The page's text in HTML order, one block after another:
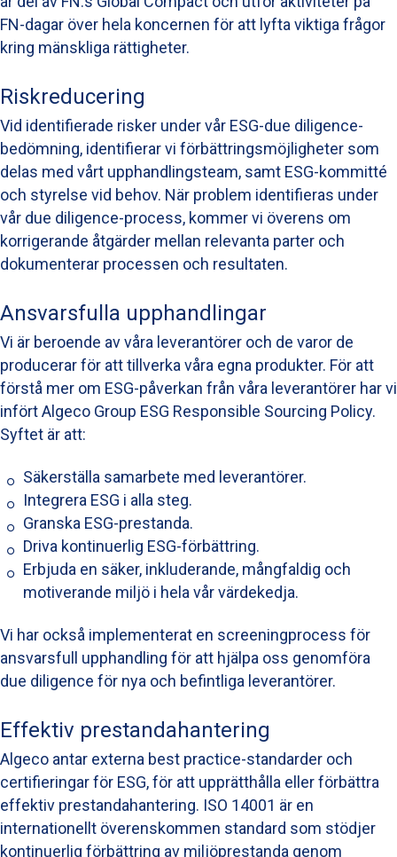
FN-dagar över hela koncernen för att lyfta viktiga frågor
kring mänskliga rättigheter.
Riskreducering
Vid identifierade risker under vår ESG-due diligence-
bedömning, identifierar vi förbättringsmöjligheter som
delas med vårt upphandlingsteam, samt ESG-kommitté
och styrelse vid behov. När problem identifieras under
vår due diligence-process, kommer vi överens om
korrigerande åtgärder mellan relevanta parter och
dokumenterar processen och resultaten.
Ansvarsfulla upphandlingar
Vi är beroende av våra leverantörer och de varor de
producerar för att tillverka våra egna produkter. För att
förstå mer om ESG-påverkan från våra leverantörer har vi
infört Algeco Group ESG Responsible Sourcing Policy.
Syftet är att:
Säkerställa samarbete med leverantörer.
Integrera ESG i alla steg.
Granska ESG-prestanda.
Driva kontinuerlig ESG-förbättring.
Erbjuda en säker, inkluderande, mångfaldig och
motiverande miljö i hela vår värdekedja.
Vi har också implementerat en screeningprocess för
ansvarsfull upphandling för att hjälpa oss genomföra
due diligence för nya och befintliga leverantörer.
Effektiv prestandahantering
Algeco antar externa best practice-standarder och
certifieringar för ESG, för att upprätthålla eller förbättra
effektiv prestandahantering. ISO 14001 är en
internationellt överenskommen standard som stödjer
kontinuerlig förbättring av miljöprestanda genom